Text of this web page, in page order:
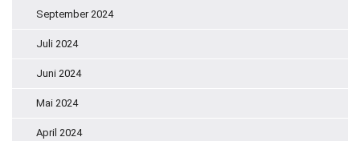
September 2024
Juli 2024
Juni 2024
Mai 2024
April 2024